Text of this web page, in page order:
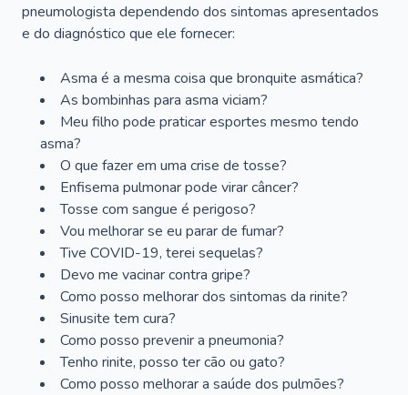
pneumologista dependendo dos sintomas apresentados
e do diagnóstico que ele fornecer:
Asma é a mesma coisa que bronquite asmática?
As bombinhas para asma viciam?
Meu filho pode praticar esportes mesmo tendo
asma?
O que fazer em uma crise de tosse?
Enfisema pulmonar pode virar câncer?
Tosse com sangue é perigoso?
Vou melhorar se eu parar de fumar?
Tive COVID-19, terei sequelas?
Devo me vacinar contra gripe?
Como posso melhorar dos sintomas da rinite?
Sinusite tem cura?
Como posso prevenir a pneumonia?
Tenho rinite, posso ter cão ou gato?
Como posso melhorar a saúde dos pulmões?